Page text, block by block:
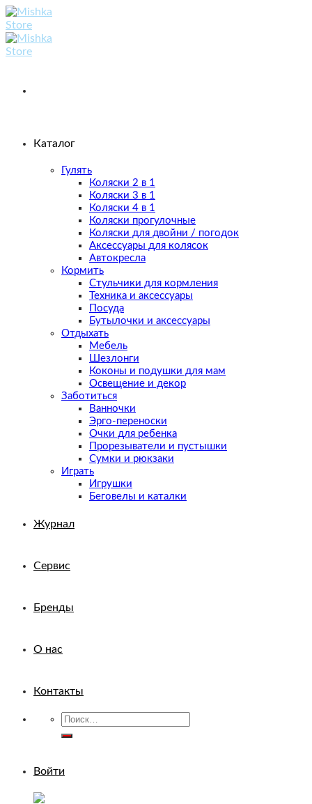
Skip
to
content
Каталог
Гулять
Коляски 2 в 1
Коляски 3 в 1
Коляски 4 в 1
Коляски прогулочные
Коляски для двойни / погодок
Аксессуары для колясок
Автокресла
Кормить
Стульчики для кормления
Техника и аксессуары
Посуда
Бутылочки и аксессуары
Отдыхать
Мебель
Шезлонги
Коконы и подушки для мам
Освещение и декор
Заботиться
Ванночки
Эрго-переноски
Очки для ребенка
Прорезыватели и пустышки
Сумки и рюкзаки
Играть
Игрушки
Беговелы и каталки
Журнал
Сервис
Бренды
О нас
Контакты
Искать:
Войти